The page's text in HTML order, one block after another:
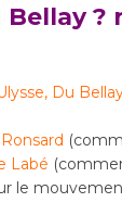
?
Du
Labé
le